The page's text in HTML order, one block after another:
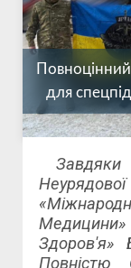
для
Здоров'я»
Повністю